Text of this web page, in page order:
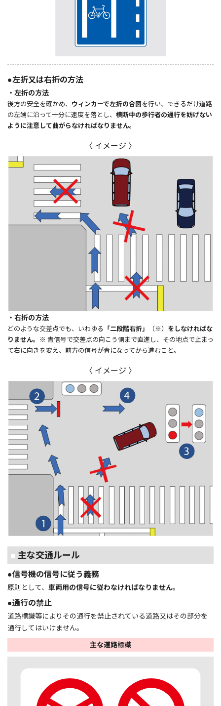
●左折又は右折の方法
・左折の方法
後方の安全を確かめ、 ウィンカーで左折の合図 を行い、できるだけ道路
の左端に沿って十分に速度を落とし、 横断中の歩行者の通行を妨げない
ように注意して曲がらなければなりません。
〈 イメージ 〉
・右折の方法
どのような交差点でも、いわゆる 「二段階右折」 （※） をしなければな
りません。
※ 青信号で交差点の向こう側まで直進し、その地点で止まっ
て右に向きを変え、前方の信号が青になってから進むこと。
〈 イメージ 〉
■ 主な交通ルール
●信号機の信号に従う義務
原則として、 車両用の信号に従わなければなりません。
●通行の禁止
道路標識等によりその通行を禁止されている道路又はその部分を
通行してはいけません。
主な道路標識